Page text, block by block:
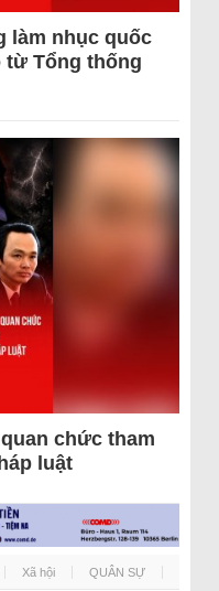
làm nhục quốc
từ Tổng thống
chức tham
luật
Xã hội QUÂN SỰ